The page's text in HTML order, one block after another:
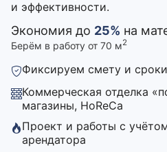
и эффективности.
Экономия до 25% на
Берём в работу от 70 м2
Фиксируем смету и
Коммерческая отделка
магазины, HoReCa
Проект и работы с
арендатора